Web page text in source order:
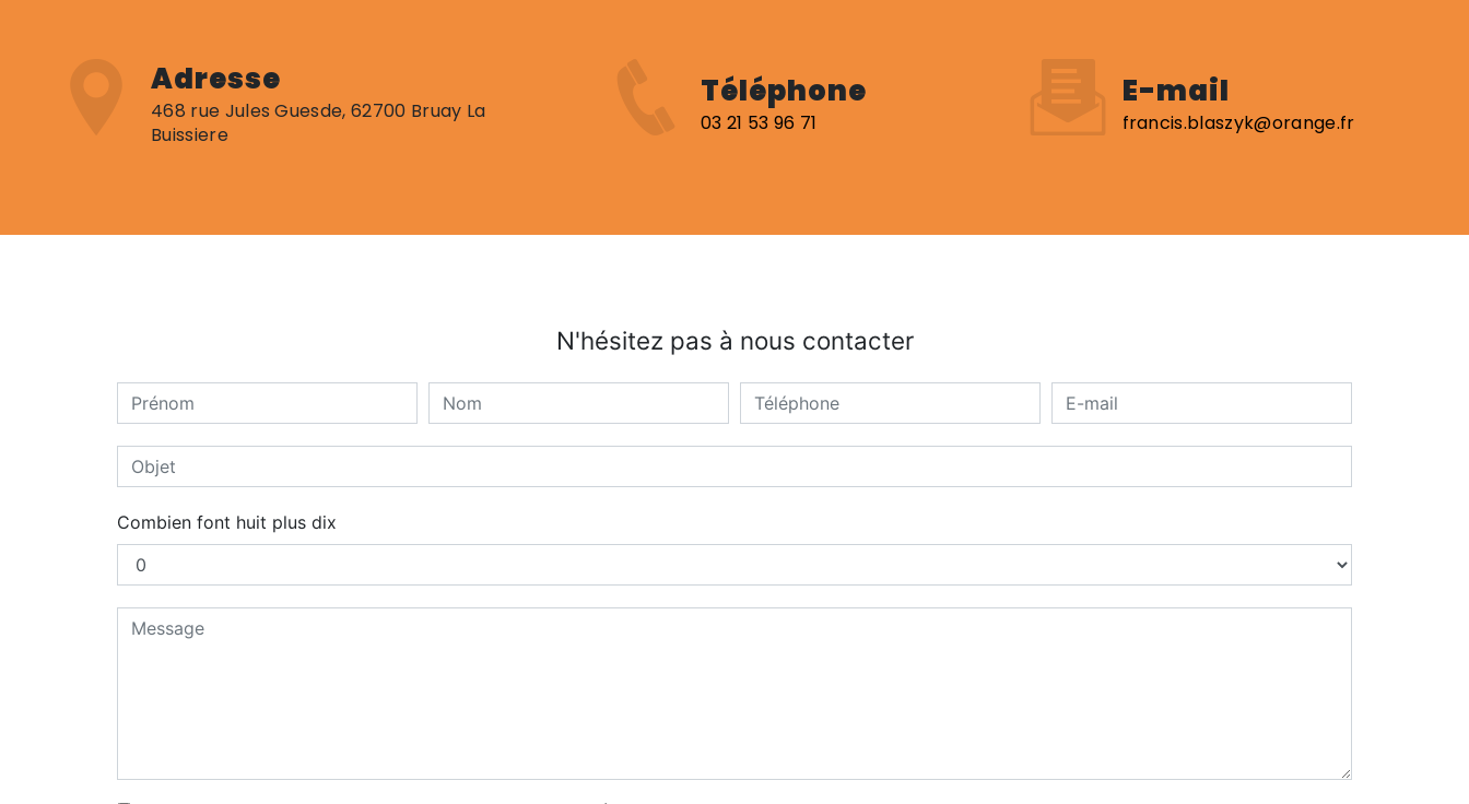
Adresse
468 rue Jules Guesde, 62700 Bruay La
Buissiere
Téléphone
03 21 53 96 71
E-mail
francis.blaszyk@orange.fr
N'hésitez pas à nous contacter
Combien font huit plus dix